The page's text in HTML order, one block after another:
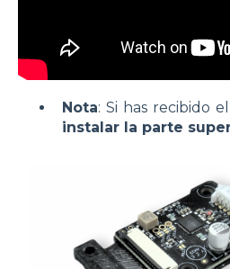
Nota: Si has recibido
instalar la parte